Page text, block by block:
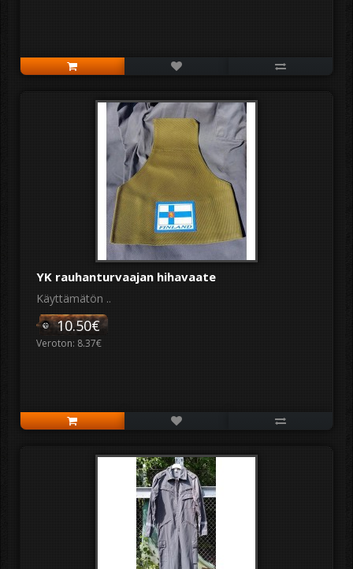
YK rauhanturvaajan hihavaate
Käyttämätön ..
10.50€
Veroton: 8.37€